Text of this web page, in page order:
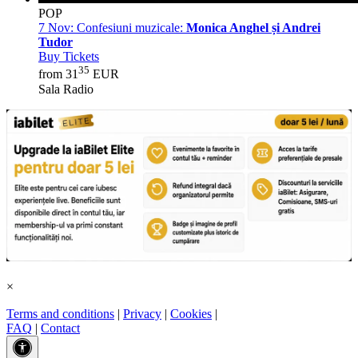
POP
7 Nov: Confesiuni muzicale: Monica Anghel și Andrei
Tudor
Buy Tickets
from 3135 EUR
Sala Radio
×
Terms and conditions | Privacy | Cookies |
FAQ | Contact